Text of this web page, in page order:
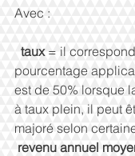
Avec :
taux = il
pourcentage
est de 50% lorsque
à taux plein, il peut
majoré selon
revenu annuel